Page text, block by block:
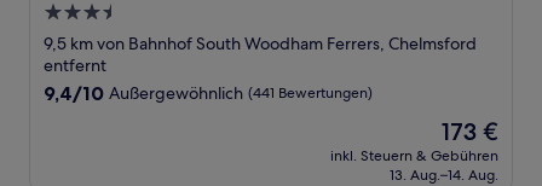
3.5-
Sterne-
Unterkunft
9,5 km von Bahnhof South Woodham Ferrers, Chelmsford
entfernt
9.4
9,4/10 Außergewöhnlich (441 Bewertungen)
Der
Preis
beträgt
173 €
inkl. Steuern & Gebühren
13. Aug.–14. Aug.